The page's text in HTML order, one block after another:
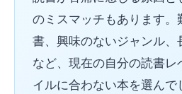
のミスマッチもあります。
書、興味のないジャンル、
など、現在の自分の読書レ
イルに合わない本を選ん